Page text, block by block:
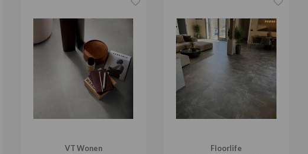
VT Wonen Floorlife